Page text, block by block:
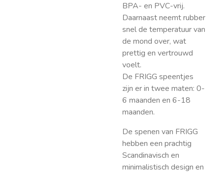
BPA- en PVC-vrij.
Daarnaast neemt rubber
snel de temperatuur van
de mond over, wat
prettig en vertrouwd
voelt.
De FRIGG speentjes
zijn er in twee maten: 0-
6 maanden en 6-18
maanden.
De spenen van FRIGG
hebben een prachtig
Scandinavisch en
minimalistisch design en